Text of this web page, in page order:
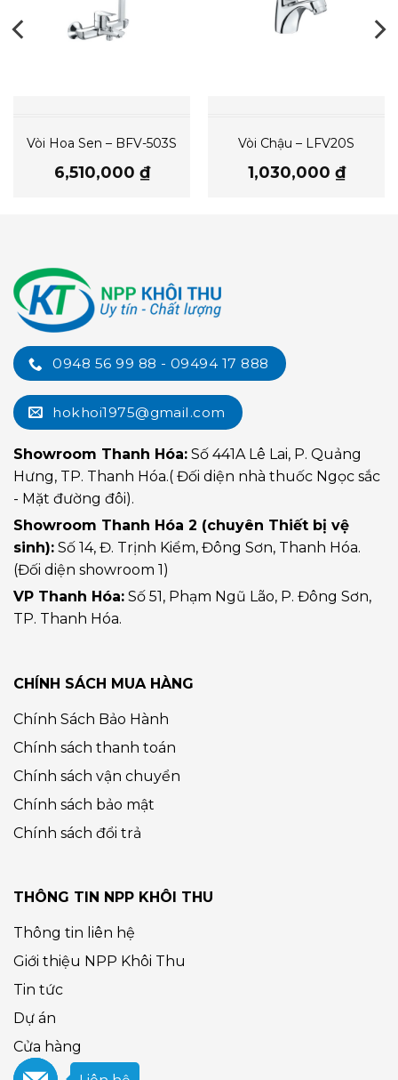
Vòi Hoa Sen – BFV-503S
6,510,000 ₫
Vòi Chậu – LFV20S
1,030,000 ₫
0948 56 99 88 - 09494 17 888
hokhoi1975@gmail.com
Showroom Thanh Hóa: Số 441A Lê Lai, P. Quảng
Hưng, TP. Thanh Hóa.( Đối diện nhà thuốc Ngọc sắc
- Mặt đường đôi).
Showroom Thanh Hóa 2 (chuyên Thiết bị vệ
sinh): Số 14, Đ. Trịnh Kiểm, Đông Sơn, Thanh Hóa.
(Đối diện showroom 1)
VP Thanh Hóa: Số 51, Phạm Ngũ Lão, P. Đông Sơn,
TP. Thanh Hóa.
CHÍNH SÁCH MUA HÀNG
Chính Sách Bảo Hành
Chính sách thanh toán
Chính sách vận chuyển
Chính sách bảo mật
Chính sách đổi trả
THÔNG TIN NPP KHÔI THU
Thông tin liên hệ
Giới thiệu NPP Khôi Thu
Tin tức
Dự án
Cửa hàng